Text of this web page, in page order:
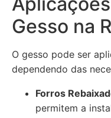
Gesso na
O gesso pode ser
dependendo das
Forros
permitem a